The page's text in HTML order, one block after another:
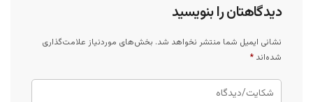
دیدگاهتان را بنویسید
نشانی ایمیل شما منتشر نخواهد شد. بخش‌های موردنیاز علامت‌گذاری
شده‌اند *